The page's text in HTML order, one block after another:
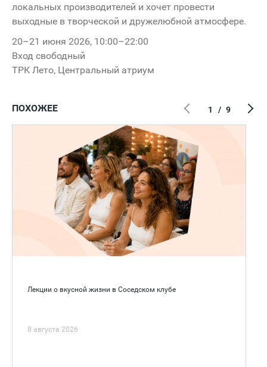
локальных производителей и хочет провести
выходные в творческой и дружелюбной атмосфере.
20–21 июня 2026, 10:00–22:00
Вход свободный
ТРК Лето, Центральный атриум
ПОХОЖЕЕ
Лекции о вкусной жизни в Соседском клубе
8 августа 2026
1 / 9